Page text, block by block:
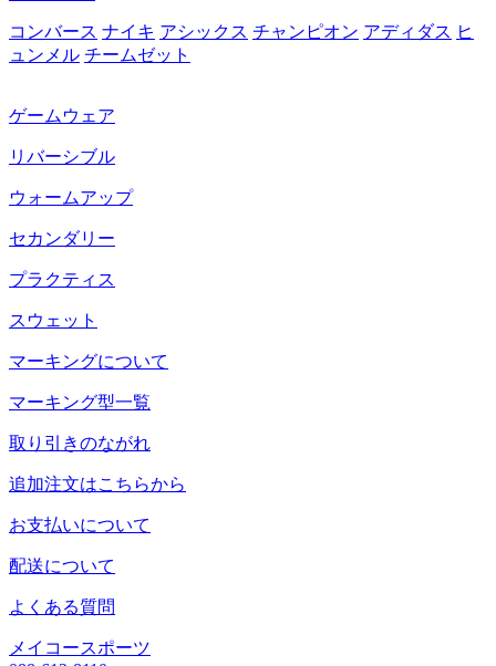
コンバース ナイキ アシックス チャンピオン アディダス ヒ
ュンメル チームゼット
ゲームウェア
リバーシブル
ウォームアップ
セカンダリー
プラクティス
スウェット
マーキングについて
マーキング型一覧
取り引きのながれ
追加注文はこちらから
お支払いについて
配送について
よくある質問
メイコースポーツ